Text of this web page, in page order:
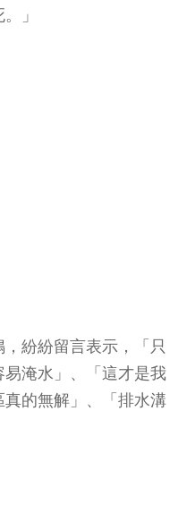
」
紛紛留言表示，「只
淹水」、「這才是我
的無解」、「排水溝